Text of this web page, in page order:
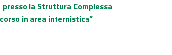
la Struttura Complessa
in area internistica”